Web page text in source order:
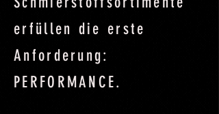
erfüllen die erste
Anforderung:
PERFORMANCE.